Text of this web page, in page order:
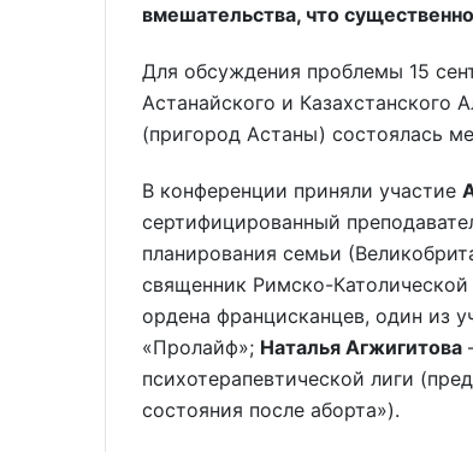
вмешательства, что
Для обсуждения проблемы 15
Астанайского и Казахстанского
(пригород Астаны) состоялась
В конференции приняли участие
сертифицированный
планирования семьи
священник Римско-Католической
ордена францисканцев, один из
«Пролайф»; Наталья Агжигитова
психотерапевтической лиги
состояния после аборта»).